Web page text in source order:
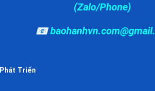
(Zalo/Phone)
📧
Triển